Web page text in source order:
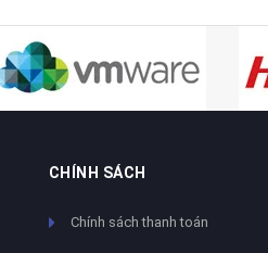
CHÍNH SÁCH
Chính sách thanh toán